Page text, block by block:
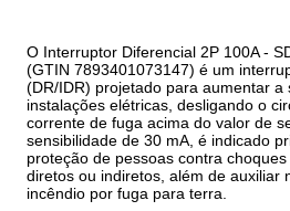
O Interruptor Diferencial 2P 100A -
(GTIN 7893401073147) é um
(DR/IDR) projetado para aumentar a
instalações elétricas, desligando o
corrente de fuga acima do valor de
sensibilidade de 30 mA, é indicado
proteção de pessoas contra
diretos ou indiretos, além de auxiliar
incêndio por fuga para terra.